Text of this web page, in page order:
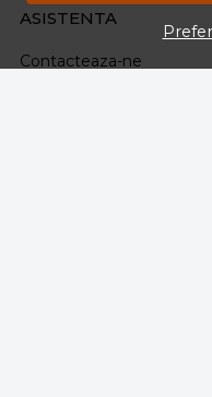
ASISTENTA
Contacteaza-ne